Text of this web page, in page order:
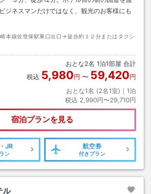
ジネスマンだけではなく、観光のお客様にも
崎本線佐世保駅東口出口→徒歩約１２分またはタクシ
おとな2名 1泊1部屋 合計
税込 5,980円 〜 59,420円
おとな1名 (2名1室)｜ 1泊
税込 2,990円〜29,710円
宿泊プランを見る
JR
ン
航空券
付きプラン
ル